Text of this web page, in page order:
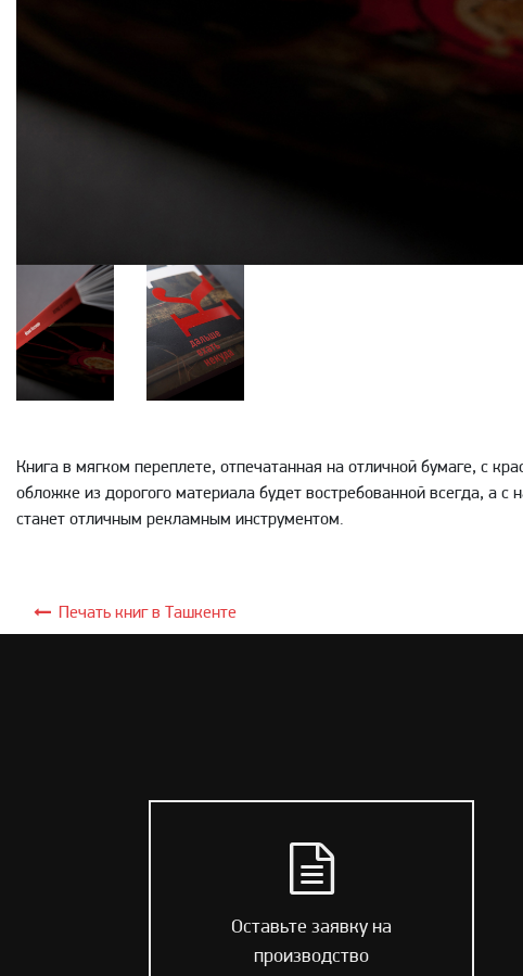
Книга в мягком переплете, отпечатанная на отличной бумаге, с
обложке из дорогого материала будет востребованной всегда, а с
станет отличным рекламным инструментом.
Печать книг в Ташкенте
Оставьте заявку на
производство